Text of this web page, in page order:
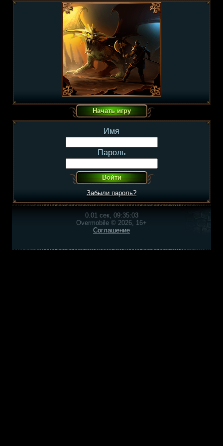
Имя
Пароль
Забыли пароль?
0.01 сек, 09:35:03
Overmobile © 2026, 16+
Соглашение